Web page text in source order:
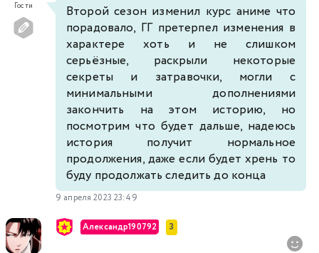
Гости
Второй сезон изменил курс аниме что
порадовало, ГГ претерпел изменения в
характере хоть и не слишком
серьёзные, раскрыли некоторые
секреты и затравочки, могли с
минимальными дополнениями
закончить на этом историю, но
посмотрим что будет дальше, надеюсь
история получит нормальное
продолжения, даже если будет хрень то
буду продолжать следить до конца
9 апреля 2023 23:49
Александр190792 3